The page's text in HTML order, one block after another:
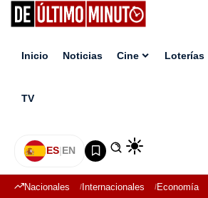
Inicio Noticias Cine Loterías
TV
ES|EN
Nacionales Internacionales Economía